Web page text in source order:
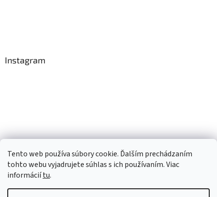
Tento web používa súbory cookie. Ďalším prechádzaním
tohto webu vyjadrujete súhlas s ich používaním. Viac
informáciítu.
Instagram
Sledovať na Instagrame